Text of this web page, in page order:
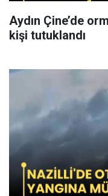
Aydın Çine’de
kişi tutuklandı